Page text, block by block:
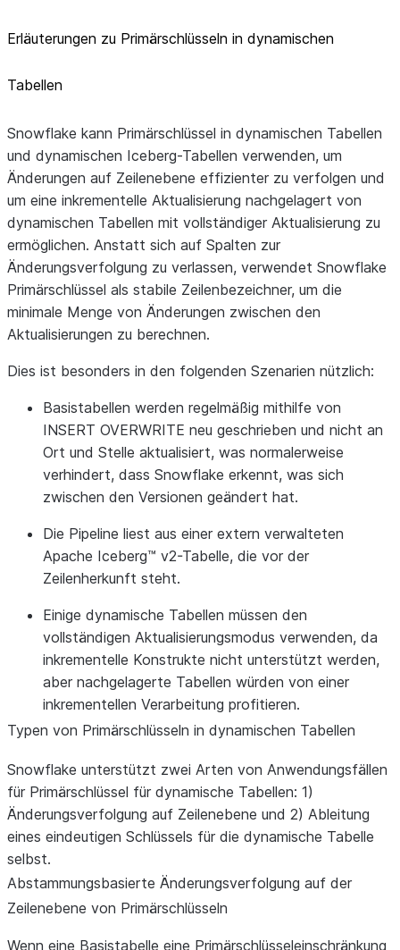
Erläuterungen zu Primärschlüsseln in dynamischen
Tabellen
Snowflake kann Primärschlüssel in dynamischen Tabellen
und dynamischen Iceberg-Tabellen verwenden, um
Änderungen auf Zeilenebene effizienter zu verfolgen und
um eine inkrementelle Aktualisierung nachgelagert von
dynamischen Tabellen mit vollständiger Aktualisierung zu
ermöglichen. Anstatt sich auf Spalten zur
Änderungsverfolgung zu verlassen, verwendet Snowflake
Primärschlüssel als stabile Zeilenbezeichner, um die
minimale Menge von Änderungen zwischen den
Aktualisierungen zu berechnen.
Dies ist besonders in den folgenden Szenarien nützlich:
Basistabellen werden regelmäßig mithilfe von
INSERT OVERWRITE neu geschrieben und nicht an
Ort und Stelle aktualisiert, was normalerweise
verhindert, dass Snowflake erkennt, was sich
zwischen den Versionen geändert hat.
Die Pipeline liest aus einer extern verwalteten
Apache Iceberg™ v2-Tabelle, die vor der
Zeilenherkunft steht.
Einige dynamische Tabellen müssen den
vollständigen Aktualisierungsmodus verwenden, da
inkrementelle Konstrukte nicht unterstützt werden,
aber nachgelagerte Tabellen würden von einer
inkrementellen Verarbeitung profitieren.
Typen von Primärschlüsseln in dynamischen Tabellen
Snowflake unterstützt zwei Arten von Anwendungsfällen
für Primärschlüssel für dynamische Tabellen: 1)
Änderungsverfolgung auf Zeilenebene und 2) Ableitung
eines eindeutigen Schlüssels für die dynamische Tabelle
selbst.
Abstammungsbasierte Änderungsverfolgung auf der
Zeilenebene von Primärschlüsseln
Wenn eine Basistabelle eine Primärschlüsseleinschränkung